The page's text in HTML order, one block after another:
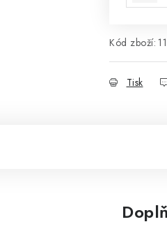
Kód zboží:
Tisk